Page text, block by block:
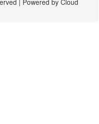
| Powered by Cloud